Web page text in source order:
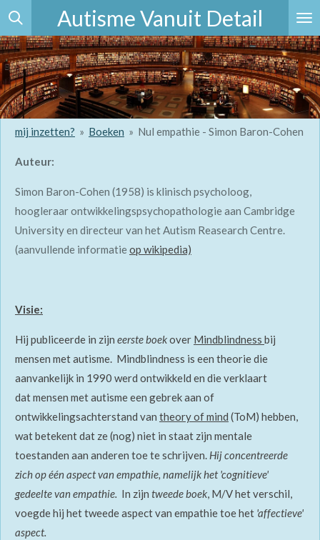
Ga
direct
naar
de
hoofdinhoud
Autisme Vanuit Detail
mij inzetten? » Boeken » Nul empathie - Simon Baron-Cohen
Auteur:
Simon Baron-Cohen (1958) is klinisch psycholoog,
hoogleraar ontwikkelingspsychopathologie aan Cambridge
University en directeur van het Autism Reasearch Centre.
(aanvullende informatieop wikipedia)
Visie:
Hij publiceerde in zijn eerste boekover Mindblindness bij
mensen met autisme. Mindblindness is een theorie die
aanvankelijk in 1990 werd ontwikkeld en die verklaart
dat mensen met autisme een gebrek aan of
ontwikkelingsachterstand van theory of mind (ToM) hebben,
wat betekent dat ze (nog) niet in staat zijn mentale
toestanden aan anderen toe te schrijven. Hij concentreerde
zich op één aspect van empathie, namelijk het 'cognitieve'
gedeelte van empathie. In zijn tweede boek, M/V het verschil,
voegde hij het tweede aspect van empathie toe het 'affectieve'
aspect.